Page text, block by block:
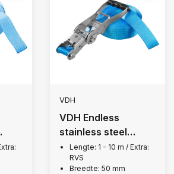
VDH
VDH Endless
stainless steel
lashing strap, 4,000
kg
Lengte: 1 - 10 m / Extra:
RVS
Breedte: 50 mm